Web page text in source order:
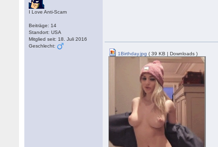
I Love Anti-Scam
Beiträge: 14
Standort: USA
Mitglied seit: 18. Juli 2016
Geschlecht:
1Birthday.jpg ( 39 KB | Downloads )